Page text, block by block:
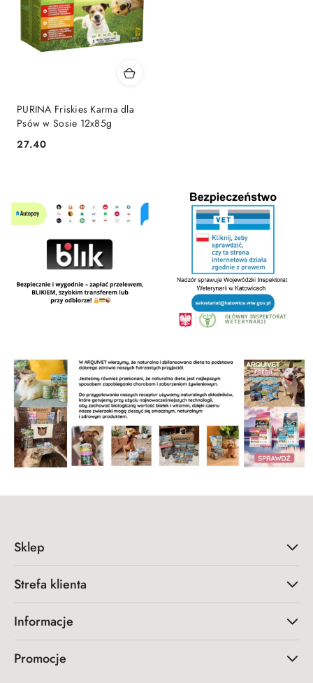
PURINA Friskies Karma dla
Psów w Sosie 12x85g
Cena:
27.40
Sklep
Strefa klienta
Informacje
Promocje